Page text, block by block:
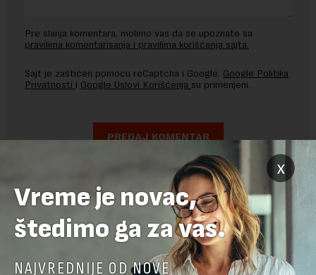
Pre slanja komentara, molimo vas da se upoznate sa
pravilima komentarisanja i pravilima korišćenja sajta.
Sajt je zaštićen pomocu reCaptcha i Google. Google Politika
Privatnosti i Google Uslovi Korišćenja su primenjeni.
x
Vreme je novac,
štedimo ga za vas.
NAJVREDNIJE OD NOVE